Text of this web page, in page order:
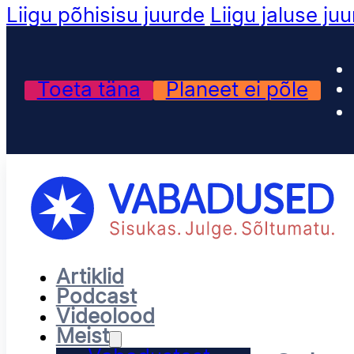
Liigu põhisisu juurde Liigu jaluse
Toeta täna Planeet ei põle
Artiklid
Podcast
Videolood
Meist